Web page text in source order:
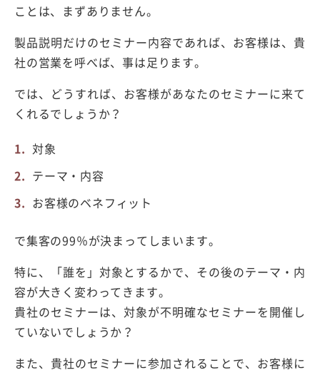
ことは、まずありません。
製品説明だけのセミナー内容であれば、お客様は、貴
社の営業を呼べば、事は足ります。
では、どうすれば、お客様があなたのセミナーに来て
くれるでしょうか？
対象
テーマ・内容
お客様のベネフィット
で集客の99％が決まってしまいます。
特に、「誰を」対象とするかで、その後のテーマ・内
容が大きく変わってきます。
貴社のセミナーは、対象が不明確なセミナーを開催し
ていないでしょうか？
また、貴社のセミナーに参加されることで、お客様に